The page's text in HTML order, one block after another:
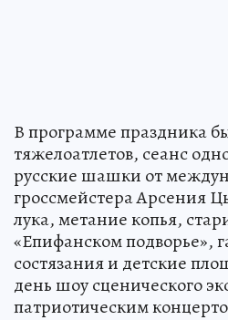
В программе праздника
тяжелоатлетов, сеанс
русские шашки от
гроссмейстера Арсения
лука, метание копья,
«Епифанском подворье»,
состязания и детские
день шоу сценического
патриотическим